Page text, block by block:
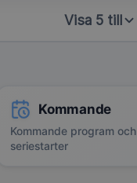
Visa 5 till
Kommande
Kommande program och
seriestarter